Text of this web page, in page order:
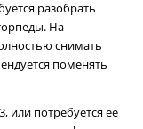
разобрать
На
снимать
поменять
или потребуется ее